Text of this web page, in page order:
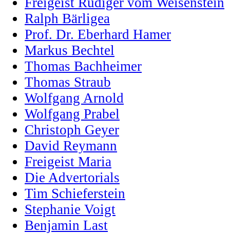
Ralph Bärligea
Prof. Dr. Eberhard Hamer
Markus Bechtel
Thomas Bachheimer
Thomas Straub
Wolfgang Arnold
Wolfgang Prabel
Christoph Geyer
David Reymann
Freigeist Maria
Die Advertorials
Tim Schieferstein
Stephanie Voigt
Benjamin Last